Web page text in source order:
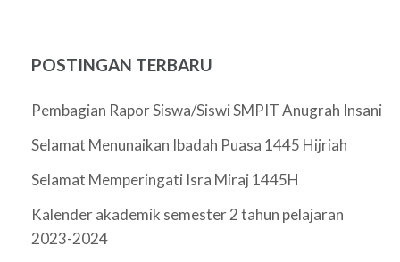
POSTINGAN TERBARU
Pembagian Rapor Siswa/Siswi SMPIT Anugrah Insani
Selamat Menunaikan Ibadah Puasa 1445 Hijriah
Selamat Memperingati Isra Miraj 1445H
Kalender akademik semester 2 tahun pelajaran
2023-2024